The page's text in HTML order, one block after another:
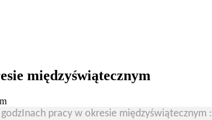
międzyświątecznym
pracy w okresie międzyświątecznym :